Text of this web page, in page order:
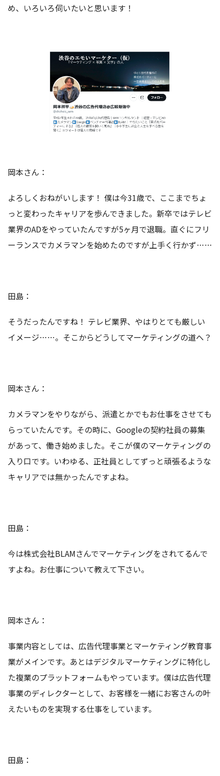
め、いろいろ伺いたいと思います！
岡本さん：
よろしくおねがいします！ 僕は今31歳で、ここまでちょ
っと変わったキャリアを歩んできました。新卒ではテレビ
業界のADをやっていたんですが5ヶ月で退職。直ぐにフリ
ーランスでカメラマンを始めたのですが上手く行かず……
田島：
そうだったんですね！ テレビ業界、やはりとても厳しい
イメージ……。そこからどうしてマーケティングの道へ？
岡本さん：
カメラマンをやりながら、派遣とかでもお仕事をさせても
らっていたんです。その時に、Googleの契約社員の募集
があって、働き始めました。そこが僕のマーケティングの
入り口です。いわゆる、正社員としてずっと頑張るような
キャリアでは無かったんですよね。
田島：
今は株式会社BLAMさんでマーケティングをされてるんで
すよね。お仕事について教えて下さい。
岡本さん：
事業内容としては、広告代理事業とマーケティング教育事
業がメインです。あとはデジタルマーケティングに特化し
た複業のプラットフォームもやっています。僕は広告代理
事業のディレクターとして、お客様を一緒にお客さんの叶
えたいものを実現する仕事をしています。
田島：